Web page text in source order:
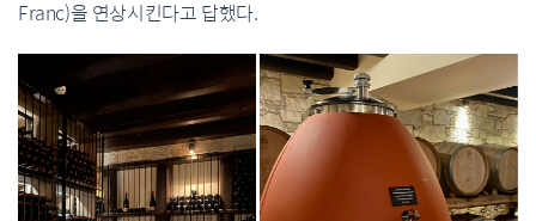
Franc)을 연상시킨다고 답했다.